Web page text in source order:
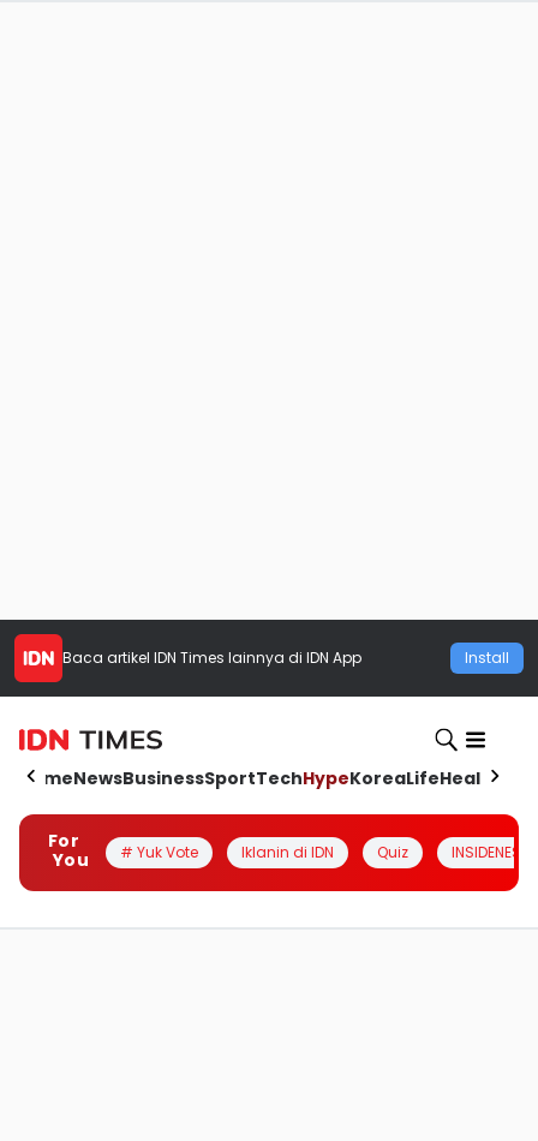
Baca artikel IDN Times lainnya di IDN App Install
HomeNewsBusinessSportTechHypeKoreaLifeHealth
For
You
# Yuk Vote Iklanin di IDN Quiz INSIDENESIA